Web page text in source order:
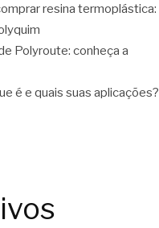
resina termoplástica:
Polyroute: conheça a
é e quais suas aplicações?